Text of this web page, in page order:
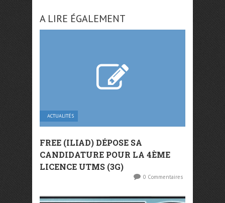
A LIRE ÉGALEMENT
ACTUALITÉS
FREE (ILIAD) DÉPOSE SA
CANDIDATURE POUR LA 4ÈME
LICENCE UTMS (3G)
0 Commentaires